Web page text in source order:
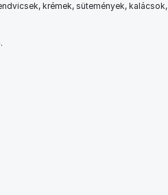
krémek, sütemények, kalácsok,